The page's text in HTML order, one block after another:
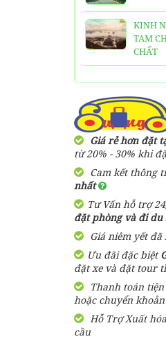
KINH
TAM
CHẤT
25
TOP 16
HẤP
Bạn đã
cáp
Ninh
TAM
thông
Măng
Giá rẻ hơn đặt
từ 20% - 30% khi
Cam kết thông
nhất
Tư Vấn hỗ trợ
đặt phòng và đi du
Giá niêm yết
Ưu đãi đặc biệt
đặt xe và đặt tour
Thanh toán
hoặc chuyển khoản
Hỗ Trợ Xuất
cầu